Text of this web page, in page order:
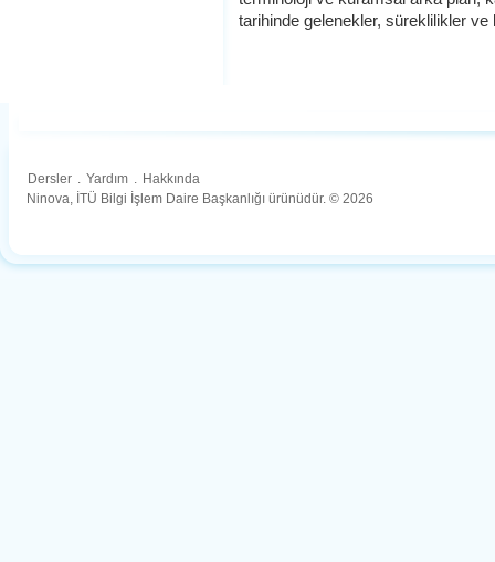
tarihinde gelenekler, süreklilikler ve
Dersler . Yardım . Hakkında
Ninova, İTÜ Bilgi İşlem Daire Başkanlığı ürünüdür. © 2026